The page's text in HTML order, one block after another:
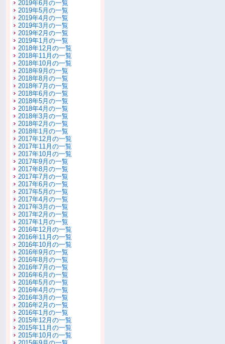
2019年6月の一覧
2019年5月の一覧
2019年4月の一覧
2019年3月の一覧
2019年2月の一覧
2019年1月の一覧
2018年12月の一覧
2018年11月の一覧
2018年10月の一覧
2018年9月の一覧
2018年8月の一覧
2018年7月の一覧
2018年6月の一覧
2018年5月の一覧
2018年4月の一覧
2018年3月の一覧
2018年2月の一覧
2018年1月の一覧
2017年12月の一覧
2017年11月の一覧
2017年10月の一覧
2017年9月の一覧
2017年8月の一覧
2017年7月の一覧
2017年6月の一覧
2017年5月の一覧
2017年4月の一覧
2017年3月の一覧
2017年2月の一覧
2017年1月の一覧
2016年12月の一覧
2016年11月の一覧
2016年10月の一覧
2016年9月の一覧
2016年8月の一覧
2016年7月の一覧
2016年6月の一覧
2016年5月の一覧
2016年4月の一覧
2016年3月の一覧
2016年2月の一覧
2016年1月の一覧
2015年12月の一覧
2015年11月の一覧
2015年10月の一覧